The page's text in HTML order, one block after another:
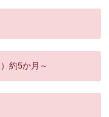
約5か月～